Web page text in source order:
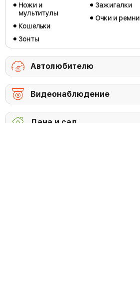
Ножи и
мультитулы
Кошельки
Зонты
Зажигалки
Очки и ремни
Автолюбителю
Видеонаблюдение
Дача и сад